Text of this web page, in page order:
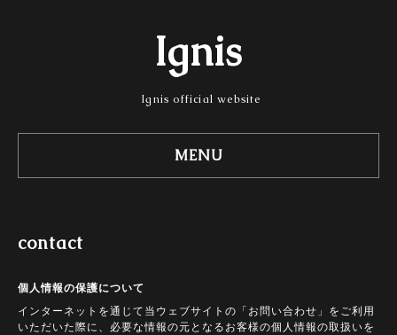
Ignis
Ignis official website
MENU
contact
個人情報の保護について
インターネットを通じて当ウェブサイトの「お問い合わせ」をご利用
いただいた際に、必要な情報の元となるお客様の個人情報の取扱いを